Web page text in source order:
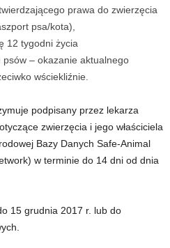
prawa do zwierzęcia
psa/kota),
12 tygodni życia
– okazanie aktualnego
wściekliźnie.
podpisany przez lekarza
zwierzęcia i jego właściciela
Bazy Danych Safe-Animal
w terminie do 14 dni od dnia
15 grudnia 2017 r. lub do